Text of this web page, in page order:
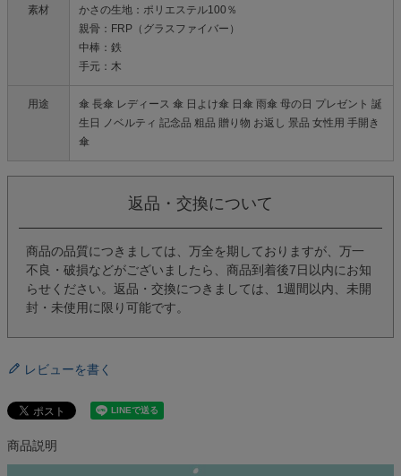
素材
かさの生地：ポリエステル100％
親骨：FRP（グラスファイバー）
中棒：鉄
手元：木
用途
傘 長傘 レディース 傘 日よけ傘 日傘 雨傘 母の日 プレゼント 誕
生日 ノベルティ 記念品 粗品 贈り物 お返し 景品 女性用 手開き
傘
返品・交換について
商品の品質につきましては、万全を期しておりますが、万一
不良・破損などがございましたら、商品到着後7日以内にお知
らせください。返品・交換につきましては、1週間以内、未開
封・未使用に限り可能です。
レビューを書く
商品説明